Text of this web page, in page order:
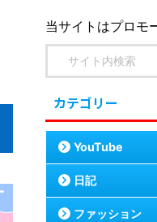
当サイトはプロモ
カテゴリー
YouTube
日記
ファッション